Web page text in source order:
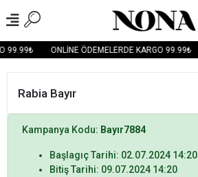
99.99₺ ONLİNE ÖDEMELERDE KARGO 99.99₺
Rabia Bayır
Kampanya Kodu: Bayır7884
Başlagıç Tarihi: 02.07.2024 14:20
Bitiş Tarihi: 09.07.2024 14:20